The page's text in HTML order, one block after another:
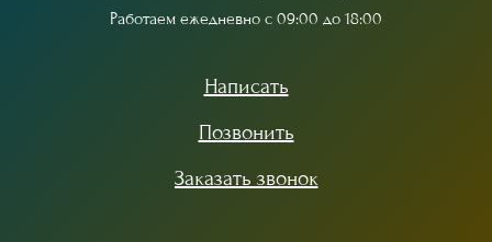
Работаем ежедневно с 09:00 до 18:00
Написать
Позвонить
Заказать звонок